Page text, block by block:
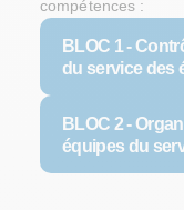
compétences :
BLOC 1 -
du service des
BLOC 2 -
équipes du